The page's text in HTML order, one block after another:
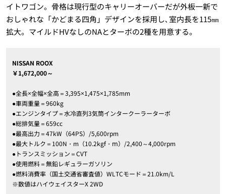
イトワゴン。骨格は現行型のキャリーオーバーだが外板一新で
おしゃれな「かどまる四角」デザインを採用し､室内長を115㎜
拡大。マイルドHVなしのNAとターボの2種を用意する。
NISSAN ROOX
￥1,672,000～
●全長×全幅×全高＝3,395×1,475×1,785mm
●車両重量＝960kg
●エンジンタイプ＝水冷直列3気筒インタークーラーターボ
●総排気量＝659cc
●最高出力＝47kW（64PS）/5,600rpm
●最大トルク＝100N・m（10.2kgf・ⅿ）/2,400～4,000rpm
●トランスミッション＝CVT
●使用燃料＝無鉛レギュラーガソリン
●燃料消費率（国土交通省審査値）WLTCモード＝21.0km/L
※数値はハイウェイスターX 2WD